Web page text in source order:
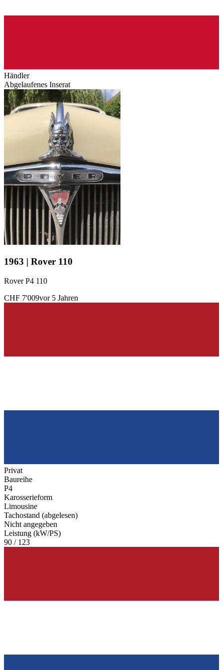
Händler
Abgelaufenes Inserat
1963 | Rover 110
Rover P4 110
CHF 7'009vor 5 Jahren
Privat
Baureihe
P4
Karosserieform
Limousine
Tachostand (abgelesen)
Nicht angegeben
Leistung (kW/PS)
90 / 123